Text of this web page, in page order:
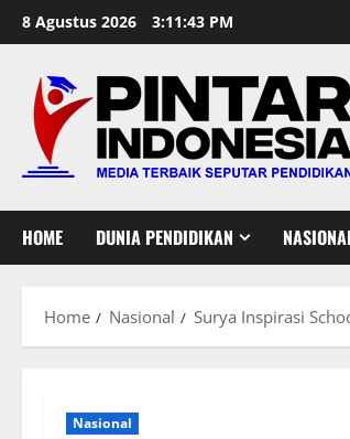
Skip
to
8 Agustus 2026 3:11:44 PM
HOME DUNIA PENDIDIKAN
Home Nasional Surya Inspirasi
Nasional